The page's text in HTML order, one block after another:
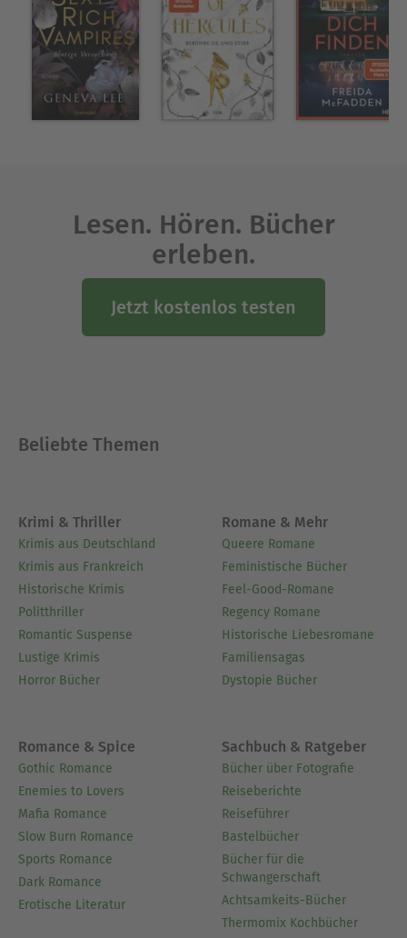
Lesen. Hören. Bücher
erleben.
Jetzt kostenlos testen
Beliebte Themen
Krimi & Thriller
Krimis aus Deutschland
Krimis aus Frankreich
Historische Krimis
Politthriller
Romantic Suspense
Lustige Krimis
Horror Bücher
Romane & Mehr
Queere Romane
Feministische Bücher
Feel-Good-Romane
Regency Romane
Historische Liebesromane
Familiensagas
Dystopie Bücher
Romance & Spice
Gothic Romance
Enemies to Lovers
Mafia Romance
Slow Burn Romance
Sports Romance
Dark Romance
Erotische Literatur
Sachbuch & Ratgeber
Bücher über Fotografie
Reiseberichte
Reiseführer
Bastelbücher
Bücher für die
Schwangerschaft
Achtsamkeits-Bücher
Thermomix Kochbücher